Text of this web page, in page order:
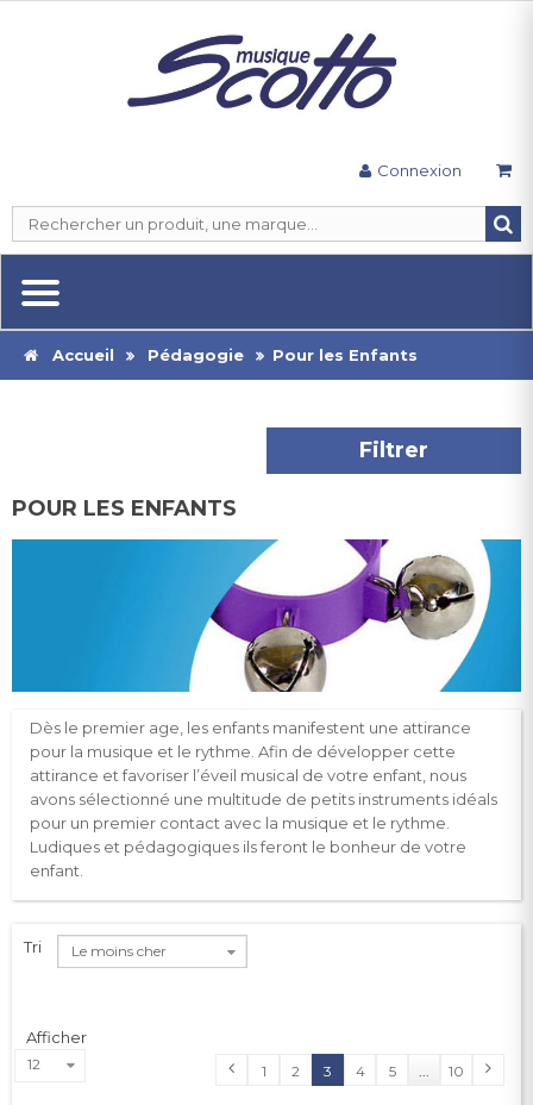
Connexion
Accueil Pédagogie Pour les Enfants
Filtrer
POUR LES ENFANTS
Dès le premier age, les enfants manifestent une attirance
pour la musique et le rythme. Afin de développer cette
attirance et favoriser l’éveil musical de votre enfant, nous
avons sélectionné une multitude de petits instruments idéals
pour un premier contact avec la musique et le rythme.
Ludiques et pédagogiques ils feront le bonheur de votre
enfant.
1 2 3 4 5 10
Tri Le moins cher
Afficher
12